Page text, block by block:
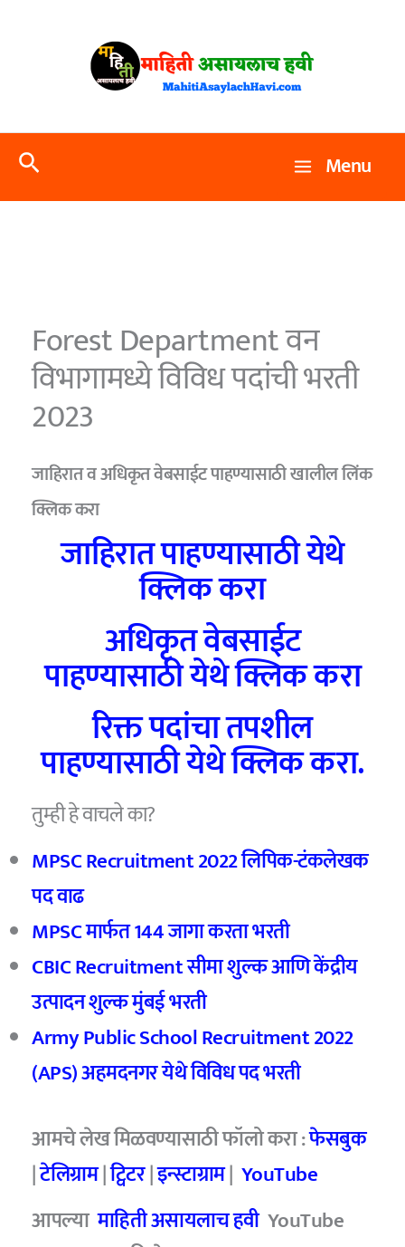
Search Menu
Forest Department वन
विभागामध्ये विविध पदांची भरती
2023
जाहिरात व अधिकृत वेबसाईट पाहण्यासाठी खालील लिंक
क्लिक करा
जाहिरात पाहण्यासाठी येथे
क्लिक करा
अधिकृत वेबसाईट
पाहण्यासाठी येथे क्लिक करा
रिक्त पदांचा तपशील
पाहण्यासाठी येथे क्लिक करा.
तुम्ही हे वाचले का?
MPSC Recruitment 2022 लिपिक-टंकलेखक
पद वाढ
MPSC मार्फत 144 जागा करता भरती
CBIC Recruitment सीमा शुल्क आणि केंद्रीय
उत्पादन शुल्क मुंबई भरती
Army Public School Recruitment 2022
(APS) अहमदनगर येथे विविध पद भरती
आमचेलेख मिळवण्यासाठी फॉलो करा :फेसबुक
|टेलिग्राम|ट्विटर|इन्स्टाग्राम| YouTube
आपल्यामाहिती असायलाच हवी YouTube